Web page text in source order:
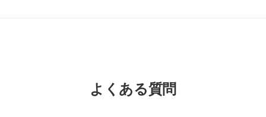
よくある質問